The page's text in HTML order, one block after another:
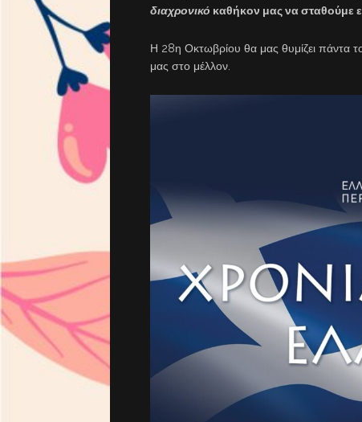
διαχρονικό καθήκον μας να σταθούμε
Η 28η Οκτωβρίου θα μας θυμίζει πάντα
μας στο μέλλον.